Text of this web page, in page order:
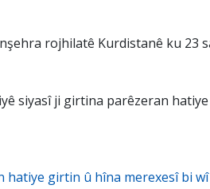
rojhilatê Kurdistanê ku 23
siyasî ji girtina parêzeran
girtin û hîna merexesî bi